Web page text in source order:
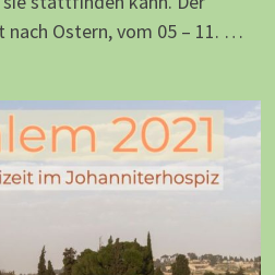
Ostern, vom 05 – 11. …